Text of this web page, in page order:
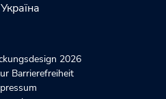
2026
Barrierefreiheit